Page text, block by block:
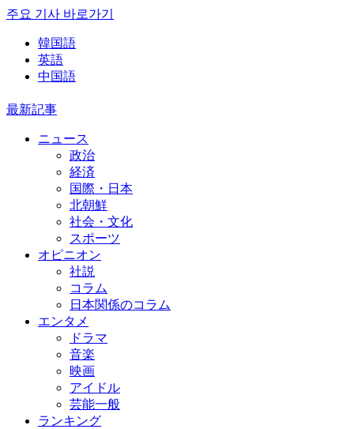
주요 기사 바로가기
韓国語
英語
中国語
最新記事
ニュース
政治
経済
国際・日本
北朝鮮
社会・文化
スポーツ
オピニオン
社説
コラム
日本関係のコラム
エンタメ
ドラマ
音楽
映画
アイドル
芸能一般
ランキング